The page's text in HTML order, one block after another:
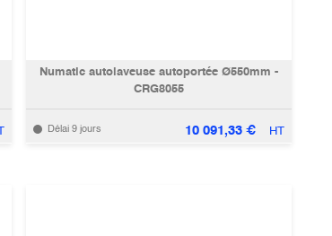
Numatic autolaveuse autoportée Ø550mm -
CRG8055
Délai 9 jours 10 091,33 € HT